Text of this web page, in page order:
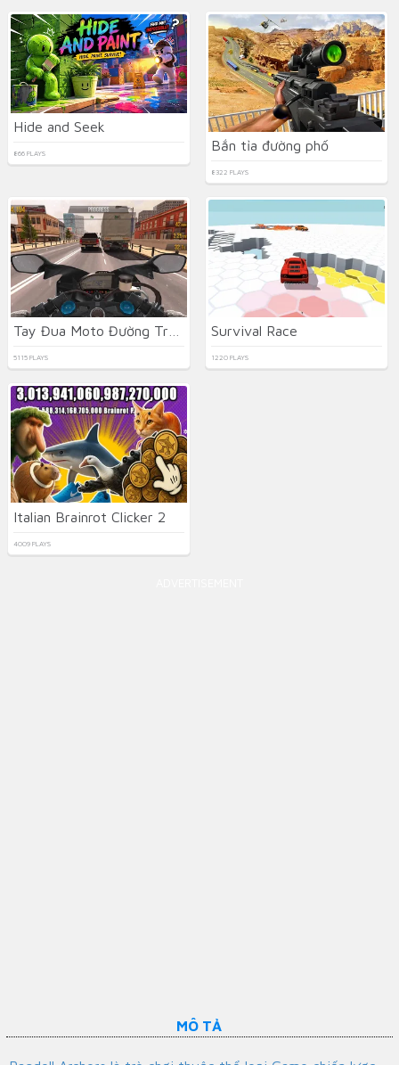
Hide and Seek
866 PLAYS Bắn tỉa đường phố
8322 PLAYS
5115 PLAYS
Survival Race
1220 PLAYS
Italian Brainrot Clicker 2
4009 PLAYS
MÔ TẢ